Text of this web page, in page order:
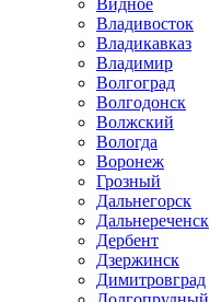
Видное
Владивосток
Владикавказ
Владимир
Волгоград
Волгодонск
Волжский
Вологда
Воронеж
Грозный
Дальнегорск
Дальнереченск
Дербент
Дзержинск
Димитровград